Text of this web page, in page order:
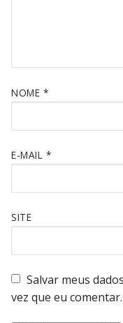
NOME *
E-MAIL *
SITE
Salvar meus
vez que eu comentar.